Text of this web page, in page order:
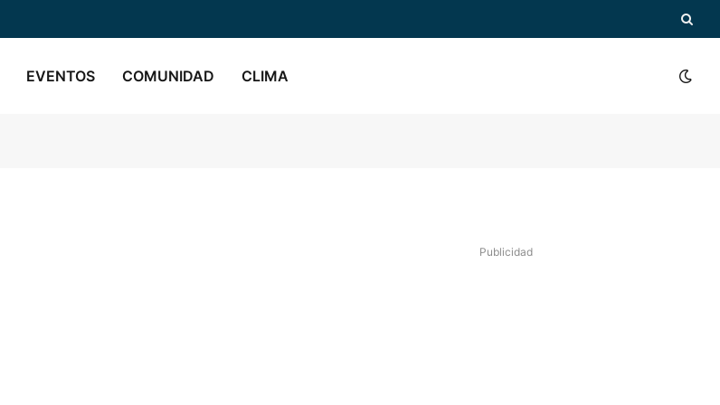
EVENTOS COMUNIDAD CLIMA
Publicidad